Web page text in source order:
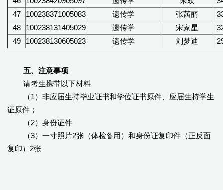
47
100238371005083 遗传学 张茜丽
48
100238131405029 遗传学 宋家星
49
100238130605023 遗传学 刘梦迪
五、注意事项
请考生携带以下材料
（1）非应届生持毕业证书和学位证书原件、应届生持学生
证原件；
（2）身份证件
（3）一寸照片2张（体检备用）和身份证复印件（正反面
复印）2张